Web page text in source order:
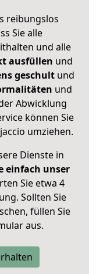
reibungslos
Sie alle
und alle
ausfüllen und
geschult und
und
Abwicklung
können Sie
umziehen.
Dienste in
einfach unser
Sie etwa 4
Sollten Sie
füllen Sie
aus.